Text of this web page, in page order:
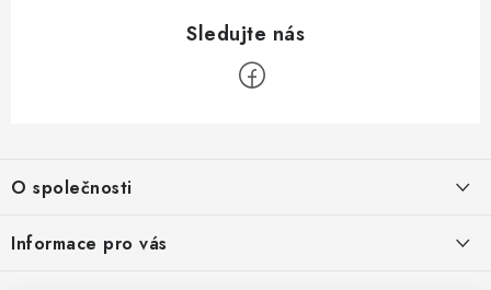
p
a
O společnosti
O nás
Informace pro vás